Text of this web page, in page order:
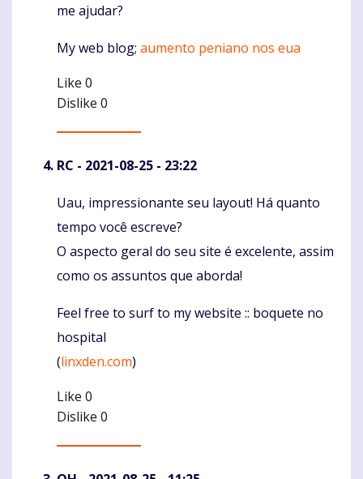
me ajudar?
My web blog; aumento peniano nos eua
Like 0
Dislike 0
RC - 2021-08-25 - 23:22
Komentaras
Uau, impressionante seu layout! Há quanto
tempo você escreve?
O aspecto geral do seu site é excelente, assim
como os assuntos que aborda!
Feel free to surf to my website :: boquete no
hospital
(linxden.com)
Like 0
Dislike 0